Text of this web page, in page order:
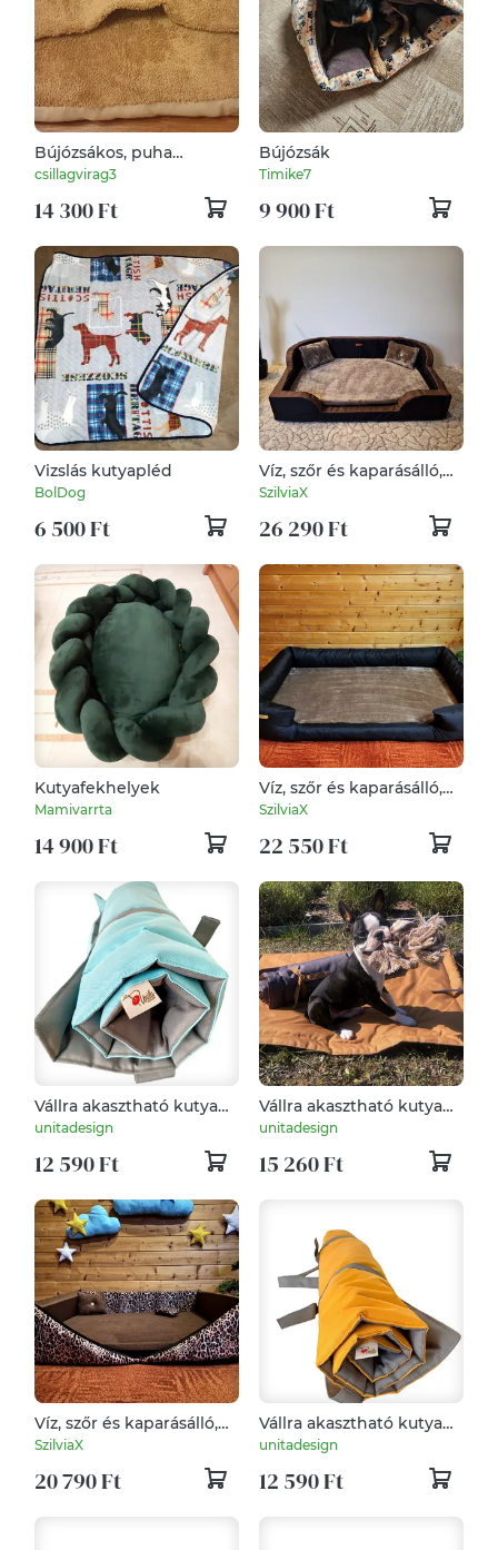
Bújózsákos, puha
szőrmés babzsák párna,
padlópárna házi
kedvenceknek, 68 x 43
cm, új, egyedi, kézműves
termék
csillagvirag3
14 300 Ft
Bújózsák
Timike7
9 900 Ft
Vizslás kutyapléd
BolDog
6 500 Ft
Víz, szőr és kaparásálló,
lehúzható és mosható
SzilviaX
26 290 Ft
Kutyafekhelyek
Mamivarrta
14 900 Ft
Víz, szőr és kaparásálló,
lehúzható és mosható
SzilviaX
22 550 Ft
Vállra akasztható kutya
pokróc (S méret) (türkiz-
unitadesign
12 590 Ft
Vállra akasztható kutya
pokróc (M méret) (arany-
unitadesign
15 260 Ft
Víz, szőr és kaparásálló,
lehúzható és mosható
SzilviaX
20 790 Ft
Vállra akasztható kutya
pokróc (S méret)
(napsárga-szürke)
unitadesign
12 590 Ft